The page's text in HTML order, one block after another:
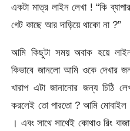
একটা মাত্র লাইন লেখা ! “কি
গেট কাছে আর দাড়িয়ে থাকো না ?”
আমি কিছুটা সময় অবাক হয়ে
কিভাবে জানলো আমি ওকে দেখার
খারাপ এটা জানানোর জন্য চিঠি
করলেই তো পারতো ? আমি মোবাইল
। এবং সাথে সাথেই কোথাও রিং